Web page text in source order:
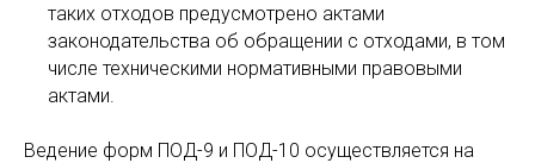
таких отходов предусмотрено актами
законодательства об обращении с отходами, в том
числе техническими нормативными правовыми
актами.
Ведение форм ПОД-9 и ПОД-10 осуществляется на